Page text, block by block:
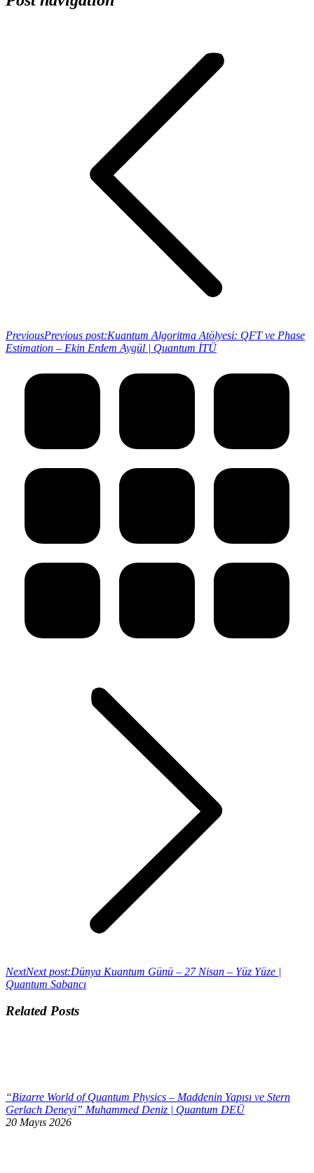
PreviousPrevious post:Kuantum Algoritma Atölyesi: QFT ve Phase
Estimation – Ekin Erdem Aygül | Quantum İTÜ
NextNext post:Dünya Kuantum Günü – 27 Nisan – Yüz Yüze |
Quantum Sabancı
Related Posts
“Bizarre World of Quantum Physics – Maddenin Yapısı ve Stern
Gerlach Deneyi” Muhammed Deniz | Quantum DEÜ
20 Mayıs 2026